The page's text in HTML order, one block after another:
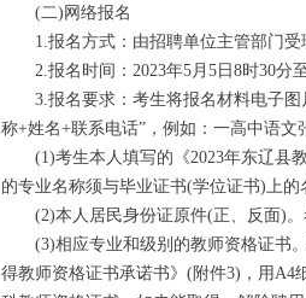
(二)网络报名
1.报名方式：由招聘单位主管部门受
2.报名时间：2023年5月5日8时30分至
3.报名要求：考生将报名材料电子图
称+姓名+联系电话”，例如：一高中语文
(1)考生本人填写的《2023年东辽县教
的专业名称须与毕业证书(学位证书)上的
(2)本人居民身份证原件(正、反面)。
(3)相应专业和级别的教师资格证书。
得教师资格证书承诺书》(附件3)，用A4